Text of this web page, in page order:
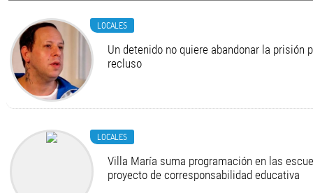
LOCALES
Un detenido no quiere abandonar la prisión
recluso
LOCALES
Villa María suma programación en las
proyecto de corresponsabilidad educativa